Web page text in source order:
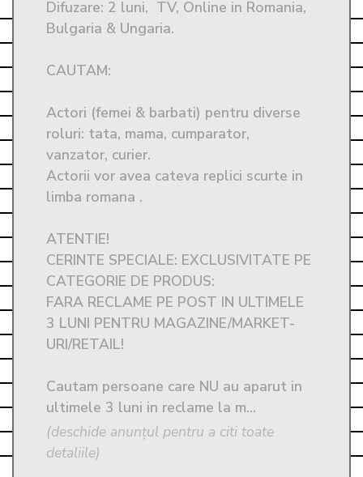
Difuzare: 2 luni,  TV, Online in Romania,
Bulgaria & Ungaria.
CAUTAM:
Actori (femei & barbati) pentru diverse
roluri: tata, mama, cumparator,
vanzator, curier.
Actorii vor avea cateva replici scurte in
limba romana .
ATENTIE!
CERINTE SPECIALE: EXCLUSIVITATE PE
CATEGORIE DE PRODUS:
FARA RECLAME PE POST IN ULTIMELE
3 LUNI PENTRU MAGAZINE/MARKET-
URI/RETAIL!
Cautam persoane care NU au aparut in
ultimele 3 luni in reclame la m...
(deschide anunțul pentru a citi toate
detaliile)